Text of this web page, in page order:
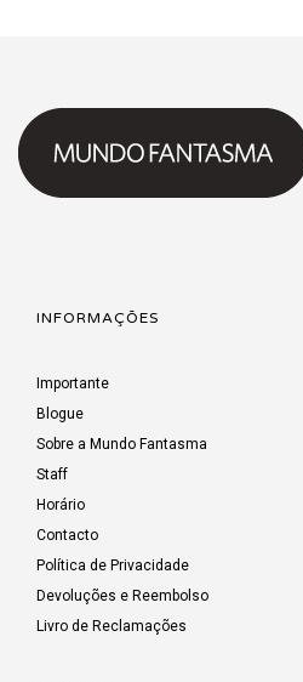
INFORMAÇÕES
Importante
Blogue
Sobre a Mundo Fantasma
Staff
Horário
Contacto
Política de Privacidade
Devoluções e Reembolso
Livro de Reclamações